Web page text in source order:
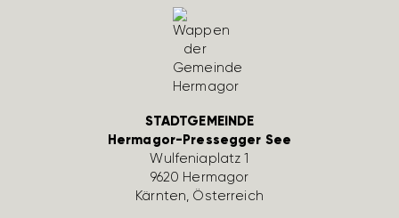
STADTGEMEINDE
Hermagor-Pressegger See
Wulfe­nia­platz 1
9620 Hermagor
Kärnten, Öster­reich